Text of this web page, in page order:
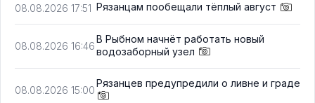
08.08.2026 17:51 Рязанцам пообещали тёплый август
08.08.2026 16:46
В Рыбном начнёт работать новый
водозаборный узел
08.08.2026 15:00
Рязанцев предупредили о ливне и граде